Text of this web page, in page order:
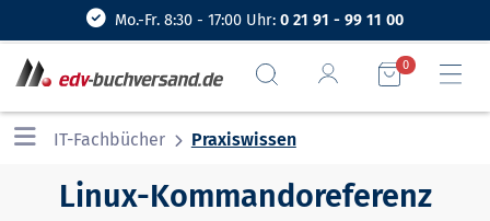
Mo.-Fr. 8:30 - 17:00 Uhr: 0 21 91 - 99 11 00
0
IT-Fachbücher Praxiswissen
Linux-Kommandoreferenz